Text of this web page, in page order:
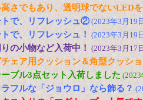
高さでもあり、透明球でないLED
トで、リフレッシュ② (2023年3月19
で、リフレッシュ！ (2023年3月19
の小物など入荷中！ (2023年3月17
ェア用クッション＆角型クッシ
ブル3点セット入荷しました
フルな「ジョウロ」なら飾る？